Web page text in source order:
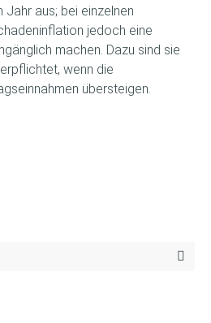
aus; bei einzelnen
jedoch eine
machen. Dazu sind sie
wenn die
übersteigen.